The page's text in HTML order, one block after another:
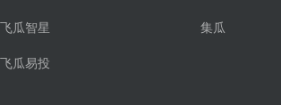
飞瓜智星
飞瓜易投
集瓜